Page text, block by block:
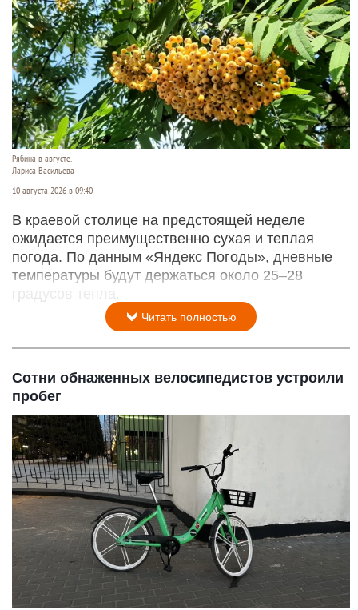
Рябина в августе.
Лариса Васильева
10 августа 2026 в 09:40
В краевой столице на предстоящей неделе
ожидается преимущественно сухая и теплая
погода. По данным «Яндекс Погоды», дневные
температуры будут держаться около 25–28
градусов тепла.
Читать полностью
Сотни обнаженных велосипедистов устроили
пробег